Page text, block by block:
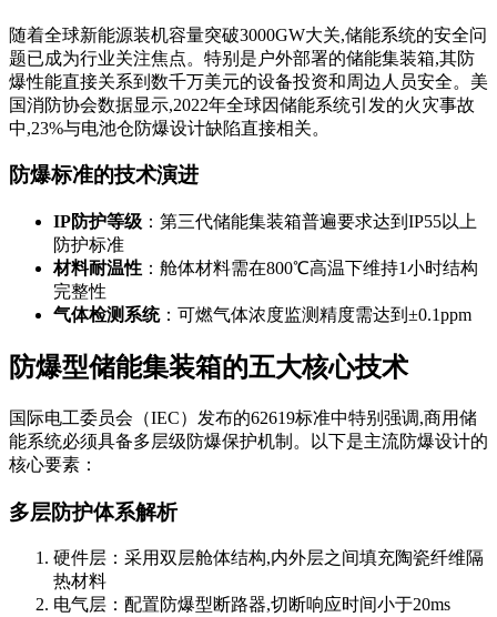
随着全球新能源装机容量突破3000GW大关,储能系统的安全问
题已成为行业关注焦点。特别是户外部署的储能集装箱,其防
爆性能直接关系到数千万美元的设备投资和周边人员安全。美
国消防协会数据显示,2022年全球因储能系统引发的火灾事故
中,23%与电池仓防爆设计缺陷直接相关。
防爆标准的技术演进
IP防护等级 ：第三代储能集装箱普遍要求达到IP55以上
防护标准
材料耐温性 ：舱体材料需在800℃高温下维持1小时结构
完整性
气体检测系统：可燃气体浓度监测精度需达到±0.1ppm
防爆型储能集装箱的五大核心技术
国际电工委员会（IEC）发布的62619标准中特别强调,商用储
能系统必须具备多层级防爆保护机制。以下是主流防爆设计的
核心要素：
多层防护体系解析
硬件层：采用双层舱体结构,内外层之间填充陶瓷纤维隔
热材料
电气层：配置防爆型断路器,切断响应时间小于20ms